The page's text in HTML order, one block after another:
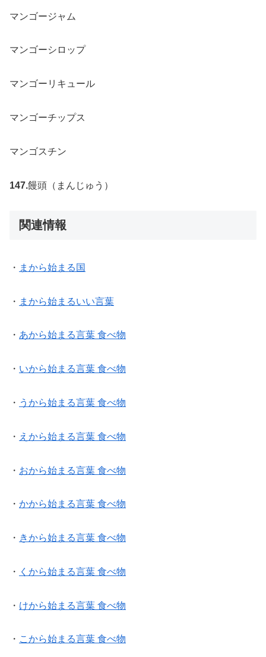
マンゴージャム
マンゴーシロップ
マンゴーリキュール
マンゴーチップス
マンゴスチン
147.饅頭（まんじゅう）
関連情報
・ まから始まる国
・ まから始まるいい言葉
・ あから始まる言葉 食べ物
・ いから始まる言葉 食べ物
・ うから始まる言葉 食べ物
・ えから始まる言葉 食べ物
・ おから始まる言葉 食べ物
・ かから始まる言葉 食べ物
・ きから始まる言葉 食べ物
・ くから始まる言葉 食べ物
・ けから始まる言葉 食べ物
・ こから始まる言葉 食べ物